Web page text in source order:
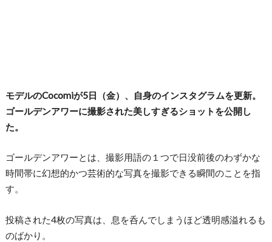
モデルのCocomiが5日（金）、自身のインスタグラムを更新。
ゴールデンアワーに撮影された美しすぎるショットを公開し
た。
ゴールデンアワーとは、撮影用語の１つで日没前後のわずかな
時間帯に幻想的かつ芸術的な写真を撮影できる瞬間のことを指
す。
投稿された4枚の写真は、息を呑んでしまうほど透明感溢れるも
のばかり。